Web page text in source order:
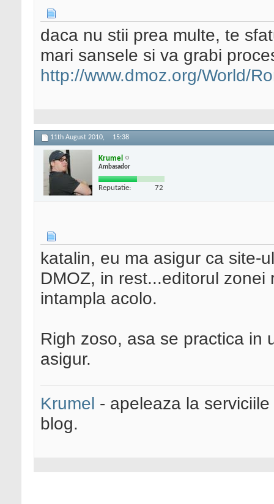
daca nu stii prea multe, te
mari sansele si va grabi
http://www.dmoz.org/World/
11th August 2010, 15:38
Krumel
Ambasador
Reputatie: 72
katalin, eu ma asigur ca site-
DMOZ, in rest...editorul
intampla acolo.
Righ zoso, asa se practica in
asigur.
Krumel - apeleaza la
blog.